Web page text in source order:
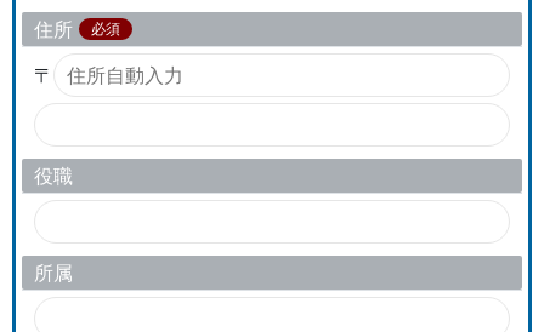
住所 必須
〒
役職
所属